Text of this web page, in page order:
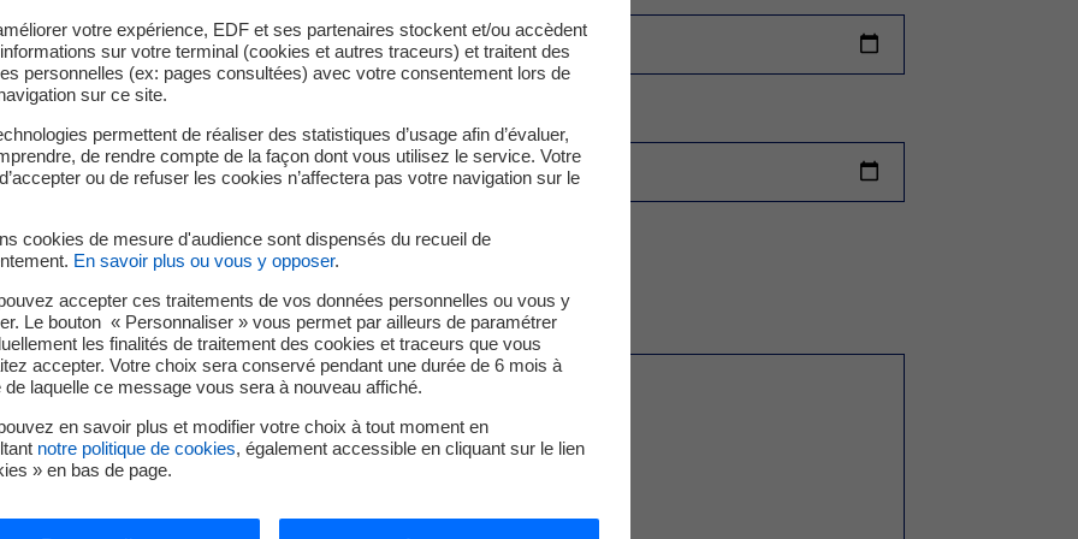
ma facture de résiliation par mail avec la e-facture*
RIB
votre expérience, EDF et ses partenaires stockent et/ou accèdent
sur votre terminal (cookies et autres traceurs) et traitent des
personnelles (ex: pages consultées) avec votre consentement lors de
sur ce site.
permettent de réaliser des statistiques d’usage afin d’évaluer,
de rendre compte de la façon dont vous utilisez le service. Votre
ou de refuser les cookies n’affectera pas votre navigation sur le
cookies de mesure d'audience sont dispensés du recueil de
En savoir plus ou vous y opposer.
accepter ces traitements de vos données personnelles ou vous y
Le bouton « Personnaliser » vous permet par ailleurs de paramétrer
les finalités de traitement des cookies et traceurs que vous
accepter. Votre choix sera conservé pendant une durée de 6 mois à
de laquelle ce message vous sera à nouveau affiché.
en savoir plus et modifier votre choix à tout moment en
notre politique de cookies, également accessible en cliquant sur le lien
» en bas de page.